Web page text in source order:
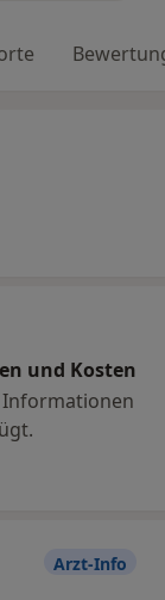
und Kosten
Arzt-Info